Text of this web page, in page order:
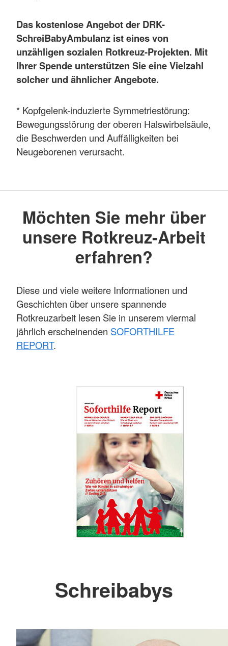
Das kostenlose Angebot der DRK-
SchreiBabyAmbulanz ist eines von
unzähligen sozialen Rotkreuz-Projekten. Mit
Ihrer Spende unterstützen Sie eine Vielzahl
solcher und ähnlicher Angebote.
* Kopfgelenk-induzierte Symmetriestörung:
Bewegungsstörung der oberen Halswirbelsäule,
die Beschwerden und Auffälligkeiten bei
Neugeborenen verursacht.
Möchten Sie mehr über
unsere Rotkreuz-Arbeit
erfahren?
Diese und viele weitere Informationen und
Geschichten über unsere spannende
Rotkreuzarbeit lesen Sie in unserem viermal
jährlich erscheinenden SOFORTHILFE
REPORT.
Schreibabys